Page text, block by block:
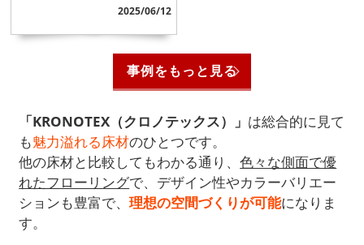
2025/06/12
事例をもっと見る
「KRONOTEX（クロノテックス）」 は総合的に見て
も魅力溢れる床材のひとつです。
他の床材と比較してもわかる通り、色々な側面で優
れたフローリングで、デザイン性やカラーバリエー
ションも豊富で、理想の空間づくりが可能になりま
す。